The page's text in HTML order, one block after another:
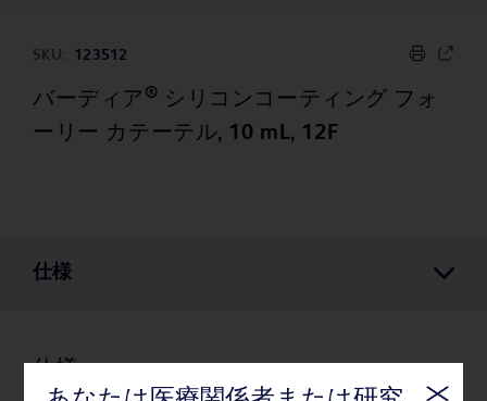
SKU: 123512
バーディア ® シリコンコーティング フォ
ーリー カテーテル, 10 mL, 12F
仕様
仕様